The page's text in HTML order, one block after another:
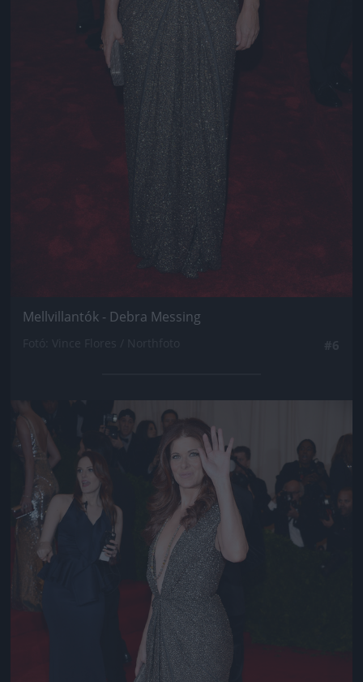
Mellvillantók - Debra Messing
Jön még kép!